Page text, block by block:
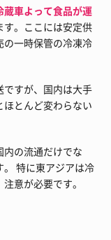
蔵車よって食品が運
す。ここには安定供
一時保管の冷凍冷
ですが、国内は大手
とんど変わらない
内の流通だけでな
。 特に東アジアは冷
意が必要です。